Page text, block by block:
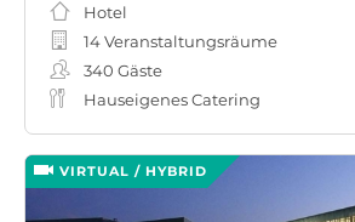
Hotel
14 Veranstaltungsräume
340 Gäste
Hauseigenes Catering
VIRTUAL / HYBRID